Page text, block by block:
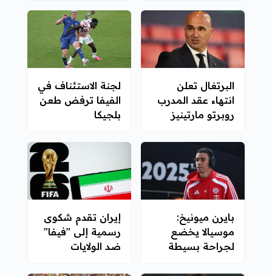
البرتغال تعلن
انتهاء عقد المدرب
روبرتو مارتينيز
لجنة الاستئناف في
الفيفا ترفض طعن
بلجيكا
بايرن ميونيخ:
موسيالا يخضع
لجراحة بسيطة
إيران تقدم شكوى
رسمية إلى "فيفا"
ضد الولايات